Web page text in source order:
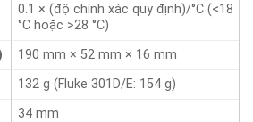
0.1 × (độ chính xác quy định)/°C (<18
°C hoặc >28 °C)
190 mm × 52 mm × 16 mm
132 g (Fluke 301D/E: 154 g)
34 mm